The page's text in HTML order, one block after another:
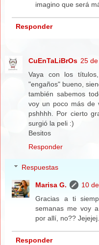
imagino que será
Responder
CuEnTaLiBrOs 25
Vaya con los
"engaños" bueno,
también sabemos
voy un poco más de
pshhhh. Por cierto
surgió la peli :)
Besitos
Responder
Respuestas
Marisa G.
10
Gracias a ti
semanas me voy
por allí, no?? Jejejej.
Responder